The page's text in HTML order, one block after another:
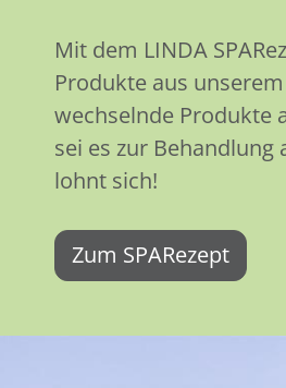
Mit dem LINDA
Produkte aus
wechselnde Produkte
sei es zur Behandlung
lohnt sich!
Zum SPARezept